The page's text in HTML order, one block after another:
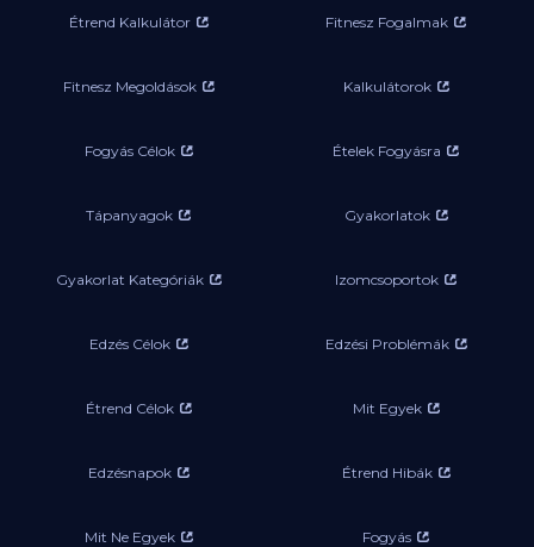
Étrend Kalkulátor Fitnesz Fogalmak
Fitnesz Megoldások Kalkulátorok
Fogyás Célok Ételek Fogyásra
Tápanyagok Gyakorlatok
Gyakorlat Kategóriák Izomcsoportok
Edzés Célok Edzési Problémák
Étrend Célok Mit Egyek
Edzésnapok Étrend Hibák
Mit Ne Egyek Fogyás